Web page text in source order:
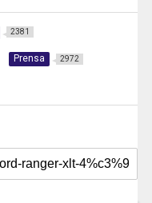
2381
Prensa 2972